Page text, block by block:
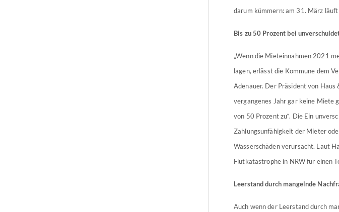
darum kümmern: am 31. März läuft
Bis zu 50 Prozent bei
„Wenn die Mieteinnahmen 2021
lagen, erlässt die Kommune dem
Adenauer. Der Präsident von Haus
vergangenes Jahr gar keine Miete
von 50 Prozent zu“. Die Ein
Zahlungsunfähigkeit der Mieter
Wasserschäden verursacht. Laut
Flutkatastrophe in NRW für einen
Leerstand durch mangelnde
Auch wenn der Leerstand durch